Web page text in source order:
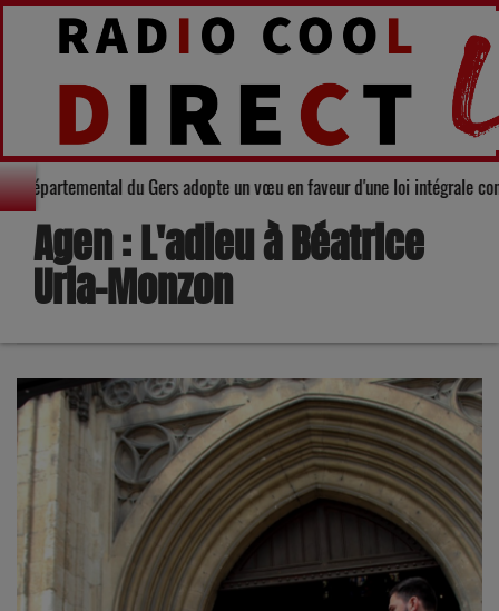
Le Conseil départemental du Gers adopte un vœu en faveur d'une loi
Agen : L'adieu à Béatrice
Uria-Monzon